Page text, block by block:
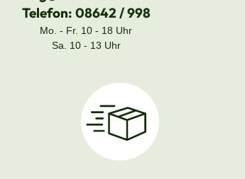
Telefon: 08642 / 998
Mo. - Fr. 10 - 18 Uhr
Sa. 10 - 13 Uhr